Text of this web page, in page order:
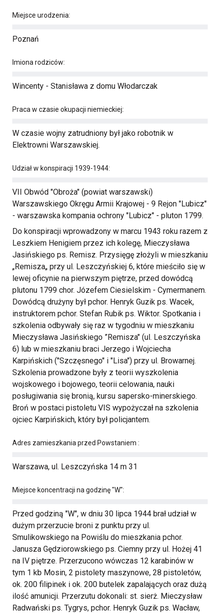
Miejsce urodzenia:
Poznań
Imiona rodziców:
Wincenty - Stanisława z domu Włodarczak
Praca w czasie okupacji niemieckiej:
W czasie wojny zatrudniony był jako robotnik w
Elektrowni Warszawskiej.
Udział w konspiracji 1939-1944:
VII Obwód "Obroża" (powiat warszawski)
Warszawskiego Okręgu Armii Krajowej - 9 Rejon "Lubicz"
- warszawska kompania ochrony "Lubicz" - pluton 1799.
Do konspiracji wprowadzony w marcu 1943 roku razem z
Leszkiem Henigiem przez ich kolegę, Mieczysława
Jasińskiego ps. Remisz. Przysięgę złożyli w mieszkaniu
„Remisza„ przy ul. Leszczyńskiej 6, które mieściło się w
lewej oficynie na pierwszym piętrze, przed dowódcą
plutonu 1799 chor. Józefem Ciesielskim - Cymermanem.
Dowódcą drużyny był pchor. Henryk Guzik ps. Wacek,
instruktorem pchor. Stefan Rubik ps. Wiktor. Spotkania i
szkolenia odbywały się raz w tygodniu w mieszkaniu
Mieczysława Jasińskiego ”Remisza" (ul. Leszczyńska
6) lub w mieszkaniu braci Jerzego i Wojciecha
Karpińskich ("Szczęsnego" i "Lisa") przy ul. Browarnej.
Szkolenia prowadzone były z teorii wyszkolenia
wojskowego i bojowego, teorii celowania, nauki
posługiwania się bronią, kursu sapersko-minerskiego.
Broń w postaci pistoletu VIS wypożyczał na szkolenia
ojciec Karpińskich, który był policjantem.
Adres zamieszkania przed Powstaniem :
Warszawa, ul. Leszczyńska 14 m 31
Miejsce koncentracji na godzinę "W":
Przed godziną "W", w dniu 30 lipca 1944 brał udział w
dużym przerzucie broni z punktu przy ul.
Smulikowskiego na Powiślu do mieszkania pchor.
Janusza Gędziorowskiego ps. Ciemny przy ul. Hożej 41
na IV piętrze. Przerzucono wówczas 12 karabinów w
tym 1 kb Mosin, 2 pistolety maszynowe, 28 pistoletów,
ok. 200 filipinek i ok. 200 butelek zapalających oraz dużą
ilość amunicji. Przerzutu dokonali: st. sierż. Mieczysław
Radwański ps. Tygrys, pchor. Henryk Guzik ps. Wacław,